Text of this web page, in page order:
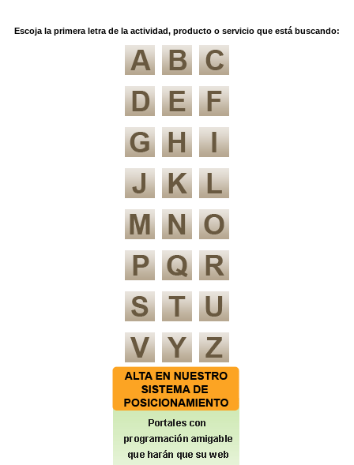
Escoja la primera letra de la actividad, producto o servicio que está buscando: